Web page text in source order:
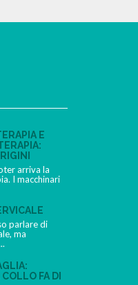
E
arriva la
I macchinari
parlare di
ma
FA DI